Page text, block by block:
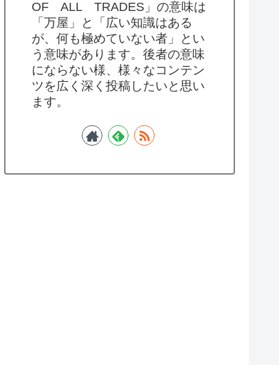
OF ALL TRADES」の意味は
「万屋」と「広い知識はある
が、何も極めていない者」とい
う意味があります。後者の意味
にならない様、様々なコンテン
ツを広く深く投稿したいと思い
ます。